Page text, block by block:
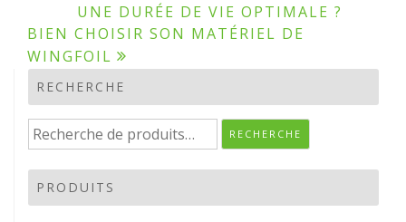
UNE DURÉE DE VIE OPTIMALE ?
BIEN CHOISIR SON MATÉRIEL DE
WINGFOIL
RECHERCHE
RECHERCHE
PRODUITS